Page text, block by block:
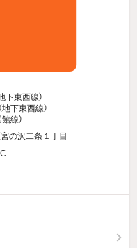
下東西線）
地下東西線）
線）
の沢二条１丁目